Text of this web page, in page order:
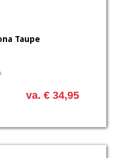
Taupe
va. € 34,95